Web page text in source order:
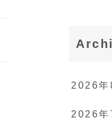
2026年
2026年